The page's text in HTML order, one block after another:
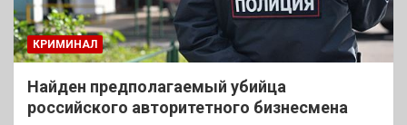
КРИМИНАЛ
Найден предполагаемый убийца
российского авторитетного бизнесмена